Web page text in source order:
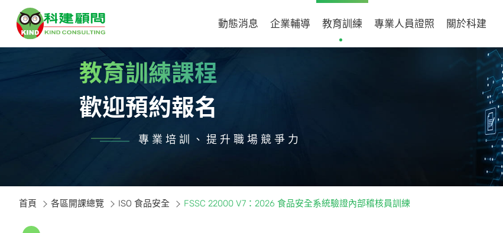
動態消息 企業輔導 教育訓練 專業人員證照 關於科建
教育訓練課程
歡迎預約報名
專業培訓、提升職場競爭力
首頁 各區開課總覽 ISO 食品安全 FSSC 22000 V7：2026 食品安全系統驗證內部稽核員訓練